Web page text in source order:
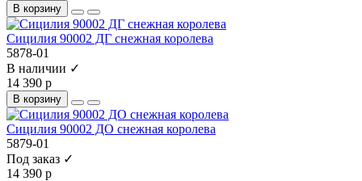
В корзину
Сицилия 90002 ДГ снежная королева
5878-01
В наличии ✓
14 390 р
В корзину
Сицилия 90002 ДО снежная королева
5879-01
Под заказ ✓
14 390 р